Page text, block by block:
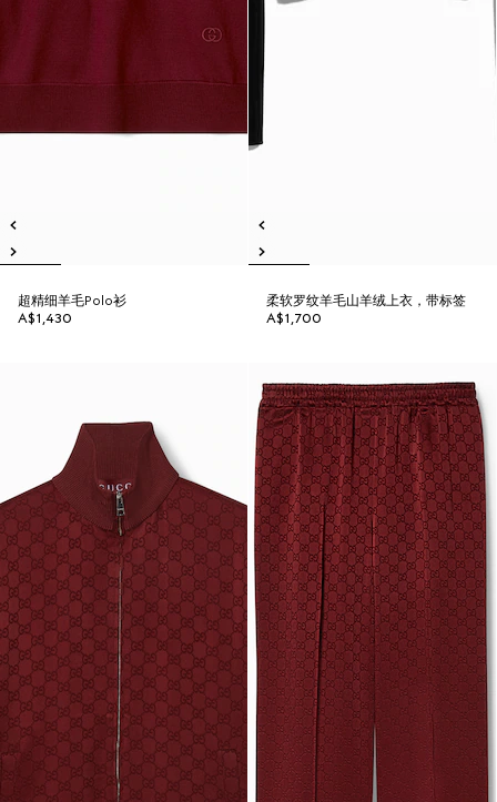
超精细羊毛Polo衫
A$1,430
柔软罗纹羊毛山羊绒上衣，带标签
A$1,700